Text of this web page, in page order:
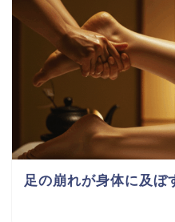
足の崩れが身体に及ぼ